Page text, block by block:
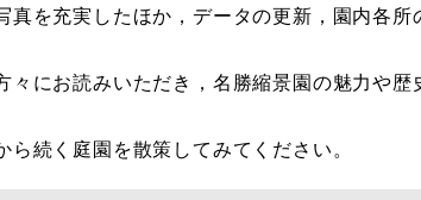
を充実したほか，データの更新，園内各所
々にお読みいただき，名勝縮景園の魅力や歴
続く庭園を散策してみてください。